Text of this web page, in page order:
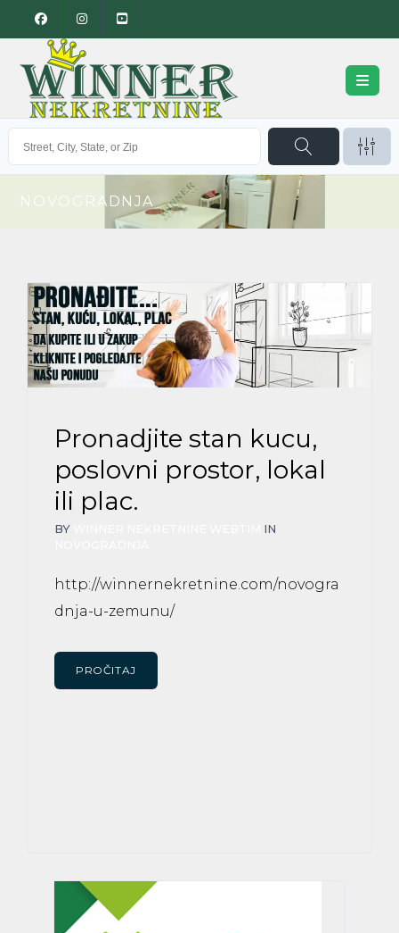
NOVOGRADNJA
Pronadjite stan kucu,
poslovni prostor, lokal
ili plac.
BY
IN
http://winnernekretnine.com/novogra
dnja-u-zemunu/
PROČITAJ